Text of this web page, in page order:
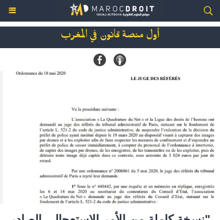
أول منصة قانون في المغرب